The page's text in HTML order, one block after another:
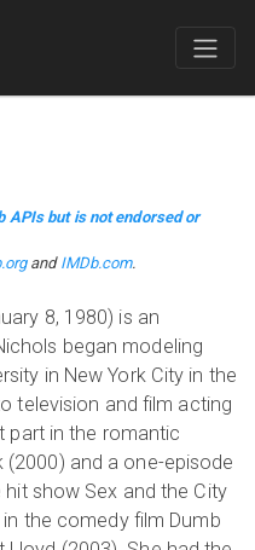
APIs but is not endorsed or
and IMDb.com.
8, 1980) is an
began modeling
in New York City in the
television and film acting
part in the romantic
(2000) and a one-episode
show Sex and the City
the comedy film Dumb